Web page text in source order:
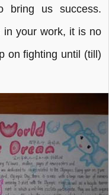
bring us success.
in your work, it is no
on fighting until (till)